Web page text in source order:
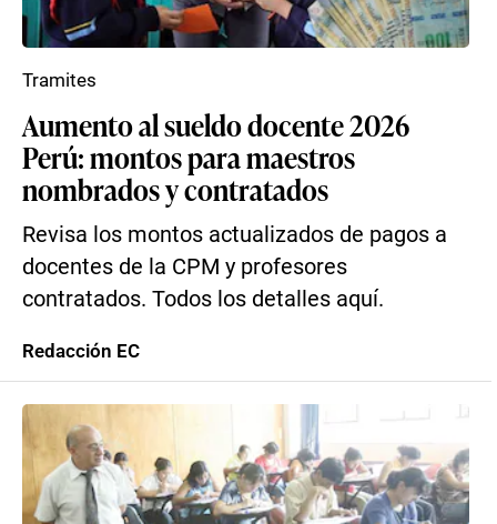
Aumento al sueldo docente 2026
Perú: montos para maestros
nombrados y contratados
Revisa los montos actualizados de pagos a
docentes de la CPM y profesores
contratados. Todos los detalles aquí.
Tramites
Redacción EC